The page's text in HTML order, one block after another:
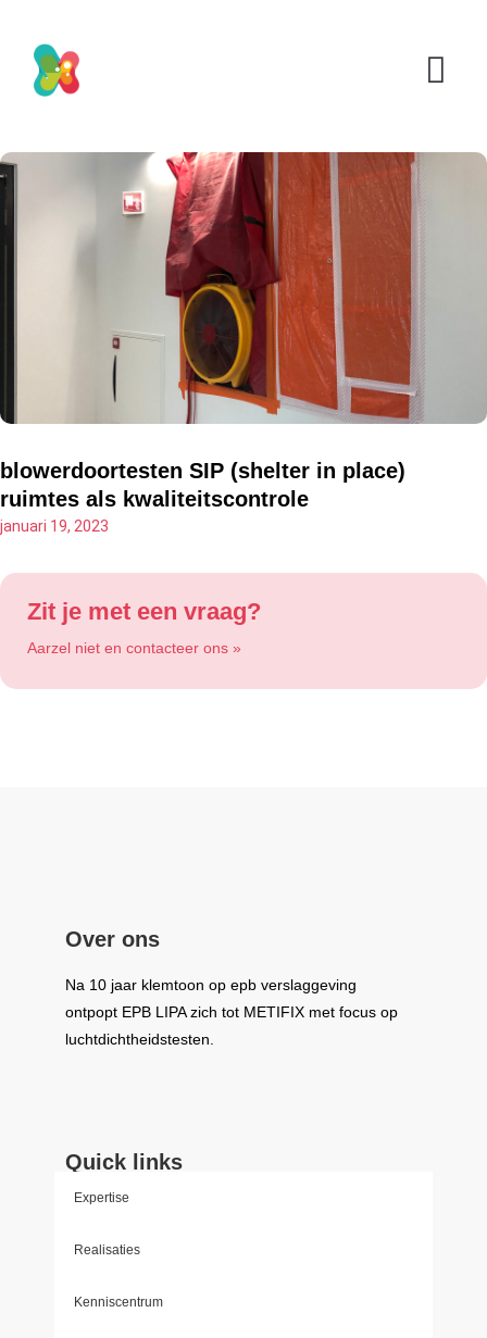
blowerdoortesten SIP (shelter in place)
ruimtes als kwaliteitscontrole
januari 19, 2023
Zit je met een vraag?
Aarzel niet en contacteer ons »
Over ons
Na 10 jaar klemtoon op epb verslaggeving
ontpopt EPB LIPAzich tot METIFIX met focus op
luchtdichtheidstesten.
Quick links
Expertise
Realisaties
Kenniscentrum